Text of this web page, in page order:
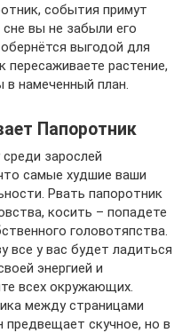
события примут
вы не забыли его
выгодой для
пересаживаете растение,
в намеченный план.
Папоротник
зарослей
самые худшие ваши
Рвать папоротник
косить – попадете
головотяпства.
все у вас будет ладиться
энергией и
всех окружающих.
между страницами
предвещает скучное, но в